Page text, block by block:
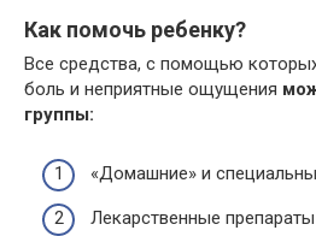
Как помочь ребенку?
Все средства, с помощью
боль и неприятные ощущения
группы:
«Домашние» и
Лекарственные